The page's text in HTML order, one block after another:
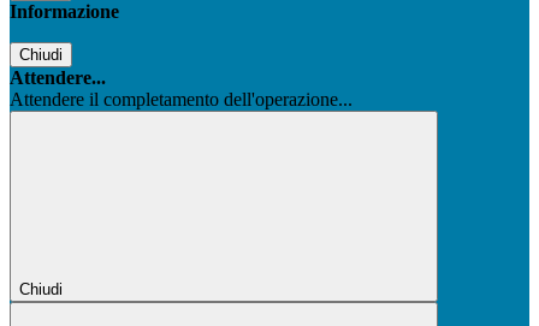
Informazione
Chiudi
Attendere...
Attendere il completamento dell'operazione...
Chiudi